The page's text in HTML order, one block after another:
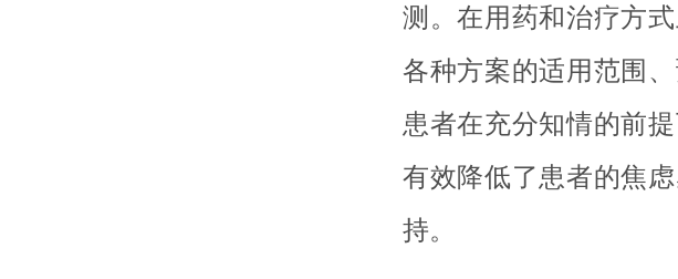
测。在用药和治疗方
各种方案的适用范围
患者在充分知情的前
有效降低了患者的焦
持。